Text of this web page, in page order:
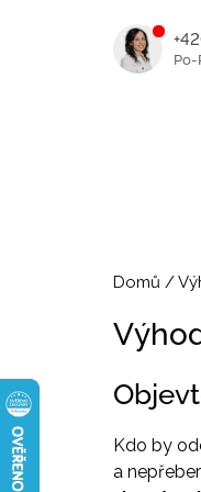
Domů /
Kdo by
a